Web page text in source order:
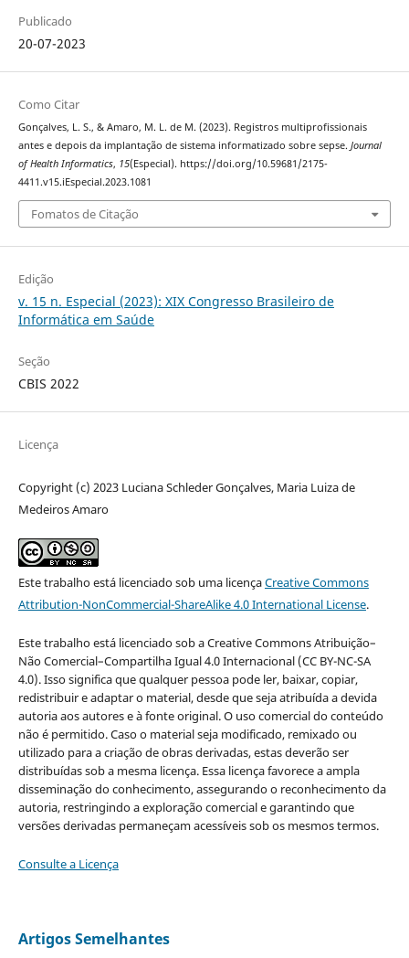
Publicado
20-07-2023
Como Citar
Gonçalves, L. S., & Amaro, M. L. de M. (2023). Registros multiprofissionais
antes e depois da implantação de sistema informatizado sobre sepse. Journal
of Health Informatics, 15(Especial). https://doi.org/10.59681/2175-
4411.v15.iEspecial.2023.1081
Fomatos de Citação
Edição
v. 15 n. Especial (2023): XIX Congresso Brasileiro de
Informática em Saúde
Seção
CBIS 2022
Licença
Copyright (c) 2023 Luciana Schleder Gonçalves, Maria Luiza de
Medeiros Amaro
Este trabalho está licenciado sob uma licençaCreative Commons
Attribution-NonCommercial-ShareAlike 4.0 International License.
Este trabalho está licenciado sob a Creative Commons Atribuição–
Não Comercial–Compartilha Igual 4.0 Internacional (CC BY-NC-SA
4.0). Isso significa que qualquer pessoa pode ler, baixar, copiar,
redistribuir e adaptar o material, desde que seja atribuída a devida
autoria aos autores e à fonte original. O uso comercial do conteúdo
não é permitido. Caso o material seja modificado, remixado ou
utilizado para a criação de obras derivadas, estas deverão ser
distribuídas sob a mesma licença. Essa licença favorece a ampla
disseminação do conhecimento, assegurando o reconhecimento da
autoria, restringindo a exploração comercial e garantindo que
versões derivadas permaneçam acessíveis sob os mesmos termos.
Consulte a Licença
Artigos Semelhantes